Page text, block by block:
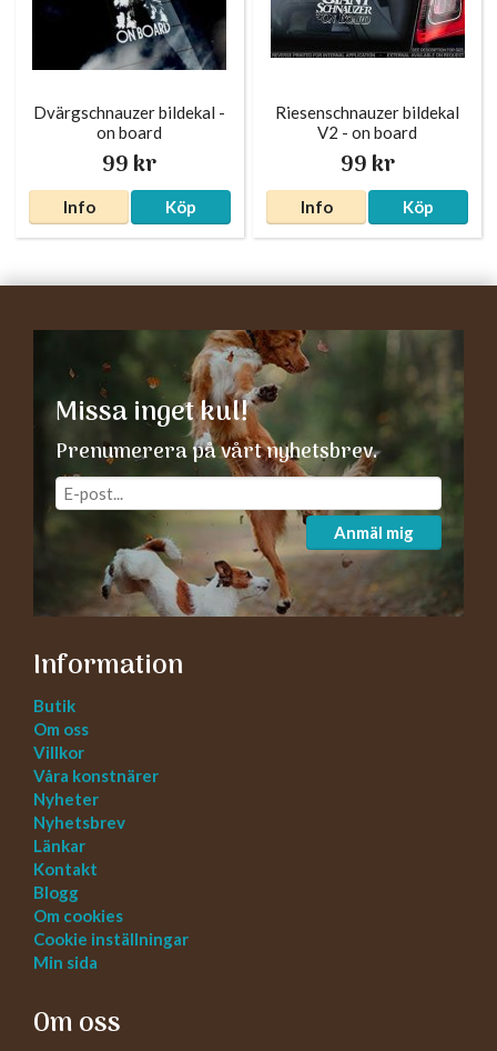
Dvärgschnauzer bildekal -
on board
99 kr
Info Köp
Riesenschnauzer bildekal
V2 - on board
99 kr
Info Köp
Missa inget kul!
Prenumerera på vårt nyhetsbrev.
Anmäl mig
Information
Butik
Om oss
Villkor
Våra konstnärer
Nyheter
Nyhetsbrev
Länkar
Kontakt
Blogg
Om cookies
Cookie inställningar
Min sida
Om oss